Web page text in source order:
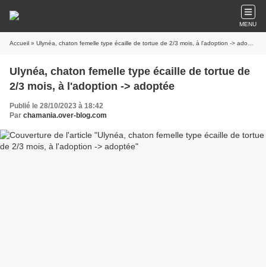
MENU
Accueil » Ulynéa, chaton femelle type écaille de tortue de 2/3 mois, à l'adoption -> adoptée
Ulynéa, chaton femelle type écaille de tortue de
2/3 mois, à l'adoption -> adoptée
Publié le 28/10/2023 à 18:42
Par chamania.over-blog.com